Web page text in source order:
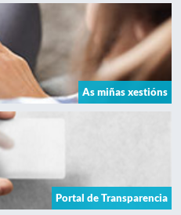
As miñas xestións
Portal de Transparencia